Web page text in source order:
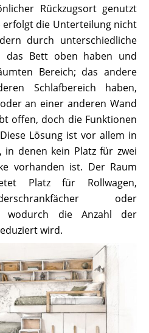
Rückzugsort genutzt
erfolgt die Unterteilung nicht
durch unterschiedliche
das Bett oben haben und
Bereich; das andere
Schlafbereich haben,
an einer anderen Wand
offen, doch die Funktionen
Lösung ist vor allem in
in denen kein Platz für zwei
vorhanden ist. Der Raum
Platz für Rollwagen,
oder
wodurch die Anzahl der
wird.